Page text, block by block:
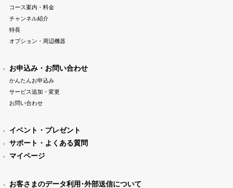
コース案内・料金
チャンネル紹介
特長
オプション・周辺機器
お申込み・お問い合わせ
かんたんお申込み
サービス追加・変更
お問い合わせ
イベント・プレゼント
サポート・よくある質問
マイページ
お客さまのデータ利用･外部送信について